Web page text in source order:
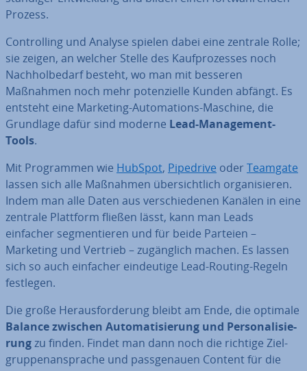
Prozess.
Con­trol­ling und Analyse spielen dabei eine zentrale Rolle;
sie zeigen, an welcher Stelle des Kauf­pro­zes­ses noch
Nach­hol­be­darf besteht, wo man mit besseren
Maßnahmen noch mehr po­ten­zi­el­le Kunden abfängt. Es
entsteht eine Marketing-Au­to­ma­ti­ons-Maschine, die
Grundlage dafür sind moderne Lead-Ma­nage­ment-
Tools.
Mit Pro­gram­men wie HubSpot, Pipedrive oder Teamgate
lassen sich alle Maßnahmen über­sicht­lich or­ga­ni­sie­ren.
Indem man alle Daten aus ver­schie­de­nen Kanälen in eine
zentrale Plattform fließen lässt, kann man Leads
einfacher seg­men­tie­ren und für beide Parteien –
Marketing und Vertrieb – zu­gäng­lich machen. Es lassen
sich so auch einfacher ein­deu­ti­ge Lead-Routing-Regeln
festlegen.
Die große Her­aus­for­de­rung bleibt am Ende, die optimale
Balance zwischen Au­to­ma­ti­sie­rung und Per­so­na­li­sie­
rungzu finden. Findet man dann noch die richtige Ziel­
grup­pen­an­spra­che und pass­ge­nau­en Content für die